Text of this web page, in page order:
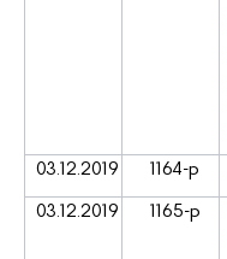
03.12.2019 1164-р
03.12.2019 1165-р